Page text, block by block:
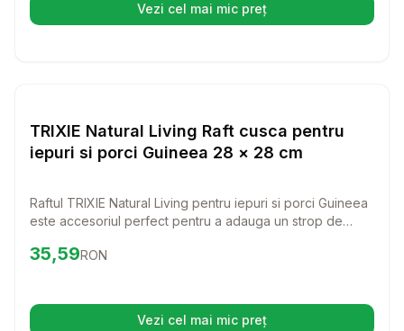
Vezi cel mai mic preț(se deschide într-o filă nouă)
Rozatoare
TRIXIE Natural Living Raft cusca pentru
iepuri si porci Guineea 28 × 28 cm
Raftul TRIXIE Natural Living pentru iepuri si porci Guineea
este accesoriul perfect pentru a adauga un strop de
design natural si dimensiuni de 28 x 28 cm, acest raft
Preț:35.59
35,59RON
Vezi cel mai mic preț(se deschide într-o filă nouă)